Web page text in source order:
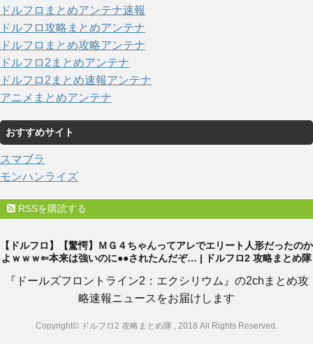
ドルフロまとめアンテナ速報
ドルフロ攻略まとめアンテナ
ドルフロまとめ攻略アンテナ
ドルフロ2まとめアンテナ
ドルフロ2まとめ速報アンテナ
アニメまとめアンテナ
おすすめサイト
スマブラ
モンハンライズ
RSSを購読する
【ドルフロ】【驚愕】ＭＧ４ちゃんってアレでエリート人形だったのか
よｗｗｗ⇐本来は強いのに●●されたんだぞ… | ドルフロ2 攻略まとめ隊
『ドールズフロントライン2：エクシリウム』の2chまとめ攻
略速報ニュースをお届けします
Copyright© ドルフロ2 攻略まとめ隊 , 2018 All Rights Reserved.